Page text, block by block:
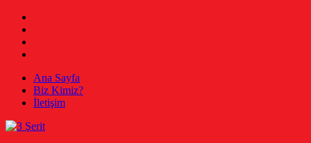
Skip
content
Ana Sayfa
Biz Kimiz?
İletişim